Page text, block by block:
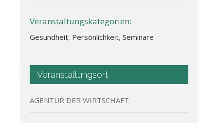
Veranstaltungskategorien:
Gesundheit, Persönlichkeit, Seminare
Veranstaltungsort
AGENTUR DER WIRTSCHAFT